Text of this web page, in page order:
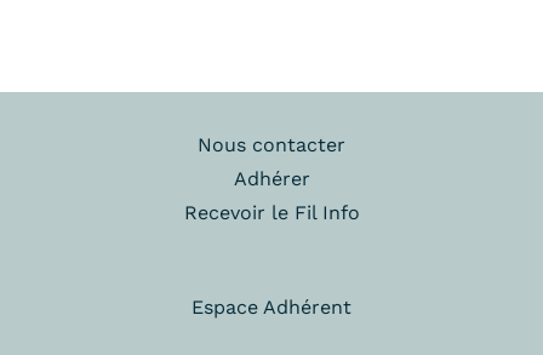
Nous contacter
Adhérer
Recevoir le Fil Info
Espace Adhérent